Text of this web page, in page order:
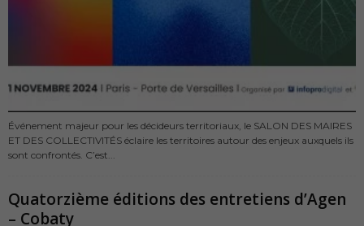
Événement majeur pour les décideurs territoriaux, le SALON DES MAIRES
ET DES COLLECTIVITÉS éclaire les territoires autour des enjeux auxquels ils
sont confrontés. C’est...
Quatorzième éditions des entretiens d’Agen
– Cobaty